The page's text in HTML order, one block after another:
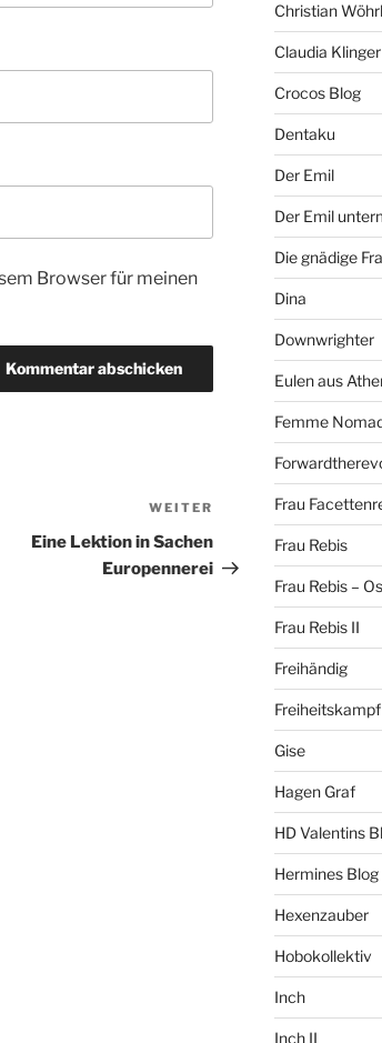
Browser für meinen
Nächster
Beitrag
WEITER
Eine Lektion in Sachen
Europennerei
Christian Wöhrl
Claudia Klinger
Crocos Blog
Dentaku
Der Emil
Der Emil
Die gnädige
Dina
Downwrighter
Eulen aus
Femme
Frau
Frau Rebis
Frau Rebis –
Frau Rebis II
Freihändig
Freiheitskampf
Gise
Hagen Graf
HD Valentins
Hermines Blog
Hexenzauber
Hobokollektiv
Inch
Inch II